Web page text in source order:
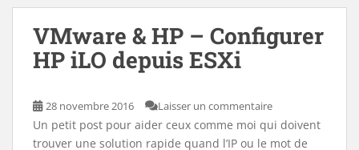
VMware & HP – Configurer
HP iLO depuis ESXi
28 novembre 2016 Laisser un commentaire
Un petit post pour aider ceux comme moi qui doivent
trouver une solution rapide quand l’IP ou le mot de